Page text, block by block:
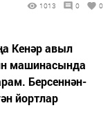
1013 0 0
Кенәр авыл
машинасында
Берсеннән-
йортлар